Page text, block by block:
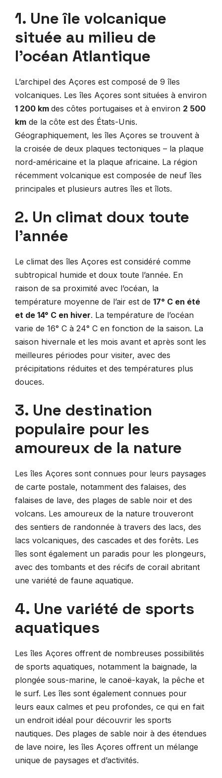
1. Une île volcanique
située au milieu de
l’océan Atlantique
L’archipel des Açores est composé de 9 îles
volcaniques. Les îles Açores sont situées à environ
1 200 km des côtes portugaises et à environ 2 500
km de la côte est des États-Unis.
Géographiquement, les îles Açores se trouvent à
la croisée de deux plaques tectoniques – la plaque
nord-américaine et la plaque africaine. La région
récemment volcanique est composée de neuf îles
principales et plusieurs autres îles et îlots.
2. Un climat doux toute
l’année
Le climat des îles Açores est considéré comme
subtropical humide et doux toute l’année. En
raison de sa proximité avec l’océan, la
température moyenne de l’air est de 17° C en été
et de 14° C en hiver. La température de l’océan
varie de 16° C à 24° C en fonction de la saison. La
saison hivernale et les mois avant et après sont les
meilleures périodes pour visiter, avec des
précipitations réduites et des températures plus
douces.
3. Une destination
populaire pour les
amoureux de la nature
Les îles Açores sont connues pour leurs paysages
de carte postale, notamment des falaises, des
falaises de lave, des plages de sable noir et des
volcans. Les amoureux de la nature trouveront
des sentiers de randonnée à travers des lacs, des
lacs volcaniques, des cascades et des forêts. Les
îles sont également un paradis pour les plongeurs,
avec des tombants et des récifs de corail abritant
une variété de faune aquatique.
4. Une variété de sports
aquatiques
Les îles Açores offrent de nombreuses possibilités
de sports aquatiques, notamment la baignade, la
plongée sous-marine, le canoë-kayak, la pêche et
le surf. Les îles sont également connues pour
leurs eaux calmes et peu profondes, ce qui en fait
un endroit idéal pour découvrir les sports
nautiques. Des plages de sable noir à des étendues
de lave noire, les îles Açores offrent un mélange
unique de paysages et d’activités.